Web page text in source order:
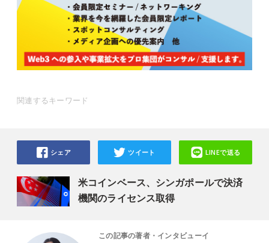
関連するキーワード
米コインベース、シンガポールで決済
機関のライセンス取得
シェア ツイート LINEで送る
この記事の著者・インタビューイ